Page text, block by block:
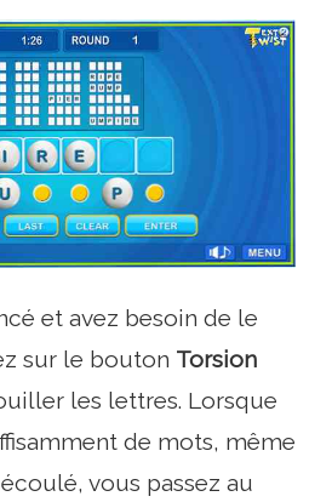
et avez besoin de le
sur le bouton Torsion
les lettres. Lorsque
de mots, même
vous passez au